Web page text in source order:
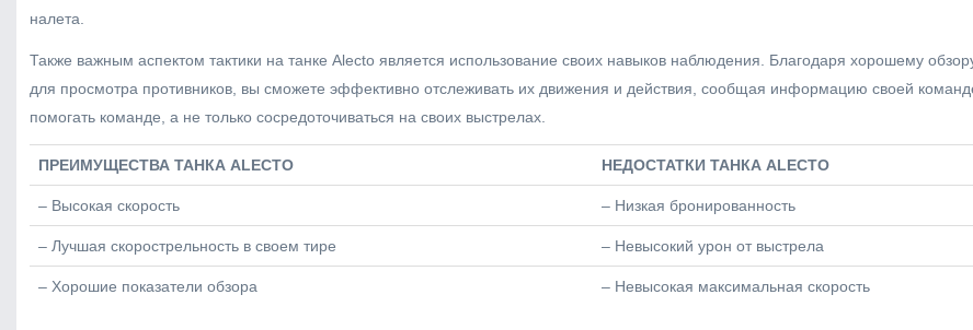
налета.
Также важным аспектом тактики на танке Alecto является использование своих навыков наблюдения. Благодаря хорошему
для просмотра противников, вы сможете эффективно отслеживать их движения и действия, сообщая информацию своей
помогать команде, а не только сосредоточиваться на своих выстрелах.
ПРЕИМУЩЕСТВА ТАНКА ALECTO НЕДОСТАТКИ ТАНКА ALECTO
– Высокая скорость – Низкая бронированность
– Лучшая скорострельность в своем тире – Невысокий урон от выстрела
– Хорошие показатели обзора – Невысокая максимальная скорость